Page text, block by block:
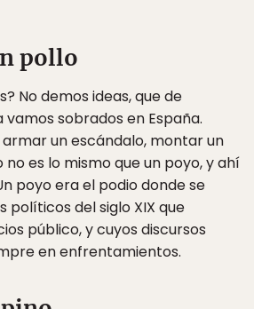
pollo
No demos ideas, que de
sobrados en España.
un escándalo, montar un
no es lo mismo que un poyo, y ahí
poyo era el podio donde se
políticos del siglo XIX que
público, y cuyos discursos
en enfrentamientos.